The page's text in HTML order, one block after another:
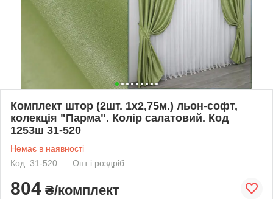
Комплект штор (2шт. 1х2,75м.) льон-софт,
колекція "Парма". Колір салатовий. Код
1253ш 31-520
Немає в наявності
Код: 31-520
Опт і роздріб
804 ₴/комплект